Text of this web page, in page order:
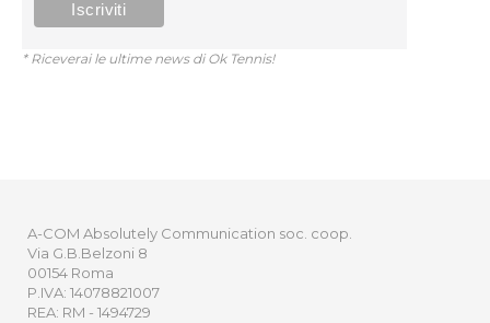
* Riceverai le ultime news di Ok Tennis!
A-COM Absolutely Communication soc. coop.
Via G.B.Belzoni 8
00154 Roma
P.IVA: 14078821007
REA: RM - 1494729